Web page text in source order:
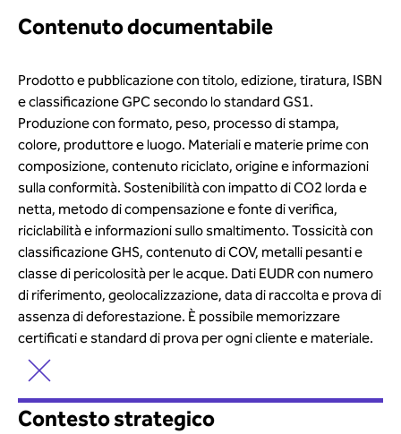
Contenuto documentabile
Prodotto e pubblicazione con titolo, edizione, tiratura, ISBN
e classificazione GPC secondo lo standard GS1.
Produzione con formato, peso, processo di stampa,
colore, produttore e luogo. Materiali e materie prime con
composizione, contenuto riciclato, origine e informazioni
sulla conformità. Sostenibilità con impatto di CO2 lorda e
netta, metodo di compensazione e fonte di verifica,
riciclabilità e informazioni sullo smaltimento. Tossicità con
classificazione GHS, contenuto di COV, metalli pesanti e
classe di pericolosità per le acque. Dati EUDR con numero
di riferimento, geolocalizzazione, data di raccolta e prova di
assenza di deforestazione. È possibile memorizzare
certificati e standard di prova per ogni cliente e materiale.
Contesto strategico